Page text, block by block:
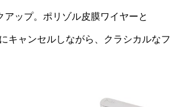
ップ。 ポリゾル皮膜ワイヤーと
キャンセルしながら、クラシカルなフ